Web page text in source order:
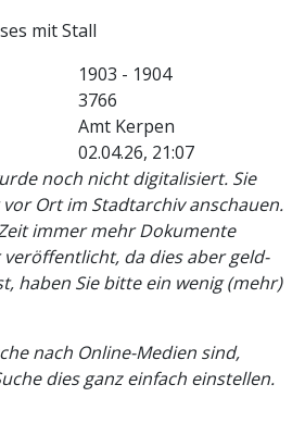
mit Stall
1903 - 1904
3766
Amt Kerpen
02.04.26, 21:07
noch nicht digitalisiert. Sie
Ort im Stadtarchiv anschauen.
immer mehr Dokumente
da dies aber geld-
haben Sie bitte ein wenig (mehr)
nach Online-Medien sind,
dies ganz einfach einstellen.